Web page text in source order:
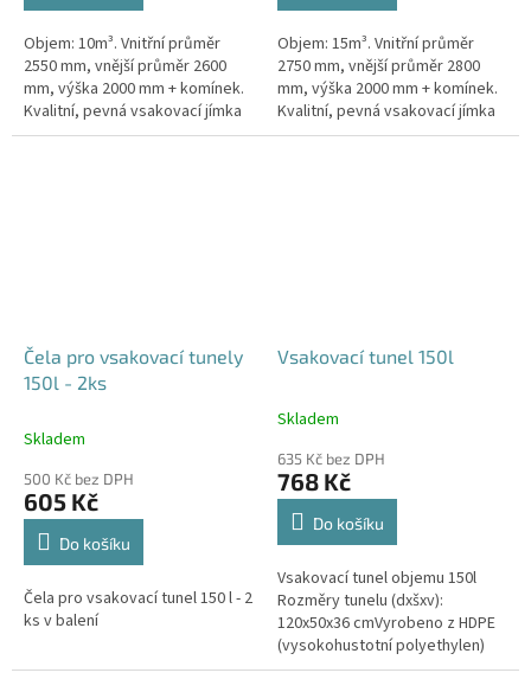
hvězdiček.
Objem: 10m³. Vnitřní průměr
2550 mm, vnější průměr 2600
mm, výška 2000 mm + komínek.
Kvalitní, pevná vsakovací jímka
(nádrž) bez potřeby
hvězdiček.
Objem: 15m³. Vnitřní průměr
2750 mm, vnější průměr 2800
mm, výška 2000 mm + komínek.
Kvalitní, pevná vsakovací jímka
(nádrž) bez potřeby
Čela pro vsakovací tunely
150l - 2ks
Skladem
500 Kč bez DPH
605 Kč
Do košíku
Čela pro vsakovací tunel 150 l - 2
ks v balení
Vsakovací tunel 150l
Průměrné
produktu
je
4,6
hvězdiček.
Skladem
635 Kč bez DPH
768 Kč
Do košíku
Vsakovací tunel objemu 150l
Rozměry tunelu (dxšxv):
120x50x36 cmVyrobeno z HDPE
(vysokohustotní polyethylen)
Nosnost bloků až 3,5t - možno